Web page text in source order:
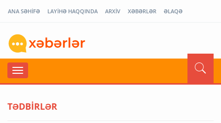
ANA SƏHİFƏ LAYİHƏ HAQQINDA ARXİV XƏBƏRLƏR ƏLAQƏ
TƏDBİRLƏR